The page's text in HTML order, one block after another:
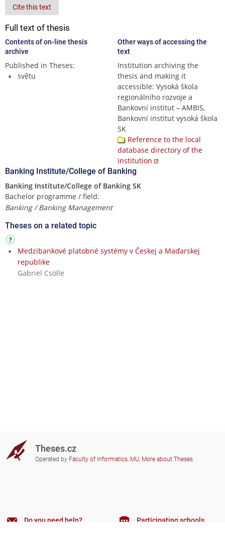
Cite this text
Full text of thesis
Contents of on-line thesis
archive
Published in Theses:
světu
Other ways of accessing the
text
Institution archiving the
thesis and making it
accessible: Vysoká škola
regionálního rozvoje a
Bankovní institut – AMBIS,
Bankovní institut vysoká škola
SK
Reference to the local
database directory of the
institution
Banking Institute/College of Banking
Banking Institute/College of Banking SK
Bachelor programme / field:
Banking / Banking Management
Theses on a related topic
Medzibankové platobné systémy v Českej a Maďarskej
republike
Gabriel Csölle
Theses.cz
Operated by Faculty of Informatics, MU, More about Theses
Do you need help? Participating schools